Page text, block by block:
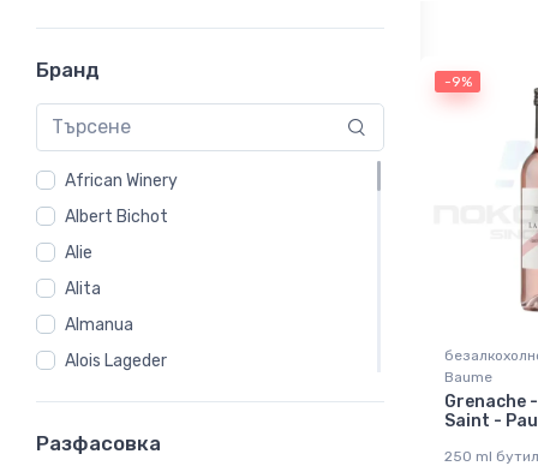
Испания
Нова Зеландия
Бранд
African Winery
Albert Bichot
Alie
Alita
Almanua
Alois Lageder
Alpha Estate
Anakena
Разфасовка
-9%
Baume
Grenache
Saint - Paul
250 ml